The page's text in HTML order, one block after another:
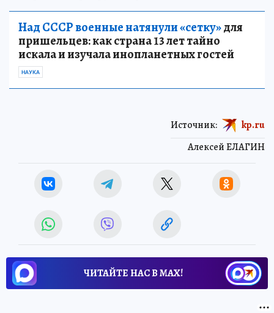
Над СССР военные натянули «сетку»для
пришельцев: как страна 13 лет тайно
искала и изучала инопланетных гостей
НАУКА
Алексей ЕЛАГИН
Источник: kp.ru
ЧИТАЙТЕ НАС В МАХ!